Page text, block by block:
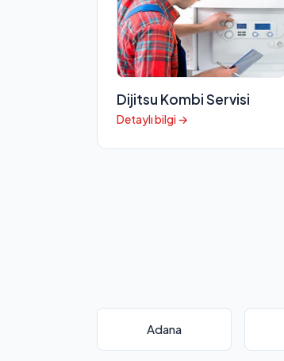
Dijitsu Kombi Servisi
Detaylı bilgi →
Adana